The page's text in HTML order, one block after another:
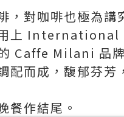
，對咖啡也極為講
上 International
Caffe Milani 品牌
配而成，馥郁芬芳
餐作結尾。